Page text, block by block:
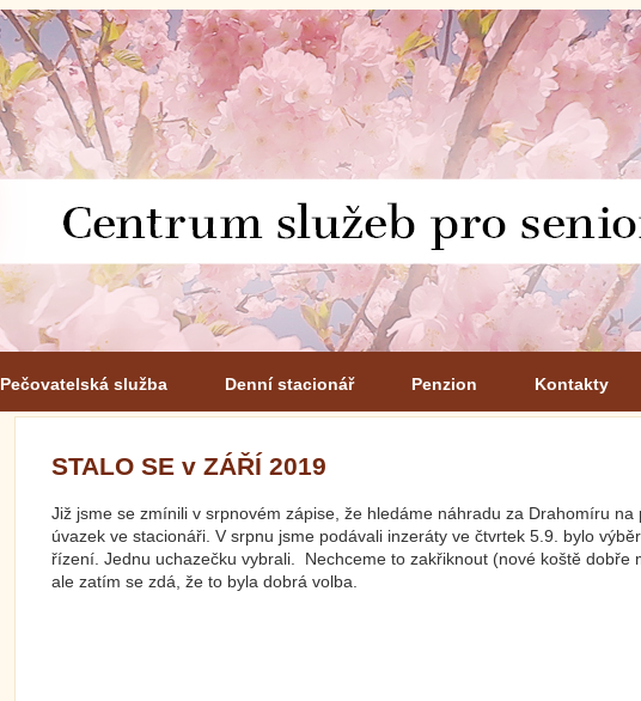
Pečovatelská služba Denní stacionář Penzion Kontakty
STALO SE v ZÁŘÍ 2019
Již jsme se zmínili v srpnovém zápise, že hledáme náhradu za Drahomíru na
úvazek ve stacionáři. V srpnu jsme podávali inzeráty ve čtvrtek 5.9. bylo
řízení. Jednu uchazečku vybrali. Nechceme to zakřiknout (nové koště dobře
ale zatím se zdá, že to byla dobrá volba.